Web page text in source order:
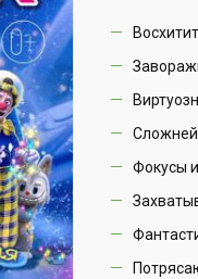
Фокусы